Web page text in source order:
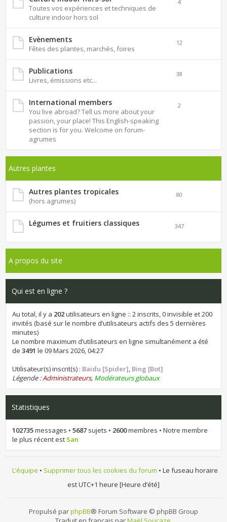
Toutes vos expériences et techniques de
culture indoor hors sol
4
Evènements
Fêtes des plantes, marchés, foires
12
Publications
Livres, émissions etc...
38
International members
You live abroad? Tell us more about your
passion, your place! This English-speaking
section is for you. Welcome on forum-
agrumes
2
Autres plantes
Autres plantes tropicales
(hors agrumes)
80
Légumes et fruitiers classiques 347
A propos du site
Qui est en ligne ?
Au total, il y a 202utilisateurs en ligne :: 2 inscrits, 0 invisible et 200
invités (basé sur le nombre d’utilisateurs actifs des 5 dernières
minutes)
Le nombre maximum d’utilisateurs en ligne simultanément a été
de3491 le 09 Mars 2026, 04:27
Utilisateur(s) inscrit(s) : Baidu [Spider], Bing [Bot]
Légende :Administrateurs, Modérateurs globaux
Statistiques
102735messages •5687 sujets • 2600membres • Notre membre
le plus récent est San
L’équipe • Supprimer tous les cookies du forum • Le fuseau horaire
est UTC+1 heure [Heure d’été]
Propulsé parphpBB® Forum Software © phpBB Group